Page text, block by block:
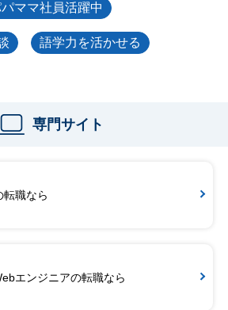
ママ社員活躍中
語学力を活かせる
専門サイト
転職なら
エンジニアの転職なら